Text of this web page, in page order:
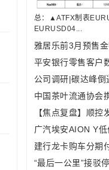
总：▲ATFX制表
EURUSD04...
“最后一公里”接驳